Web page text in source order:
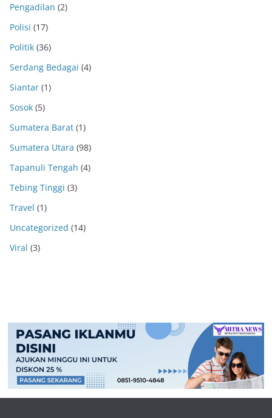
Pengadilan (2)
Polisi (17)
Politik (36)
Serdang Bedagai (4)
Siantar (1)
Sosok (5)
Sumatera Barat (1)
Sumatera Utara (98)
Tapanuli Tengah (4)
Tebing Tinggi (3)
Travel (1)
Uncategorized (14)
Viral (3)